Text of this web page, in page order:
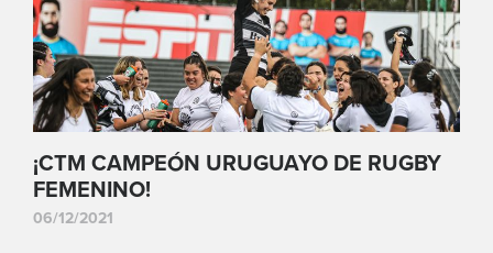
¡CTM CAMPEÓN URUGUAYO DE RUGBY
FEMENINO!
06/12/2021